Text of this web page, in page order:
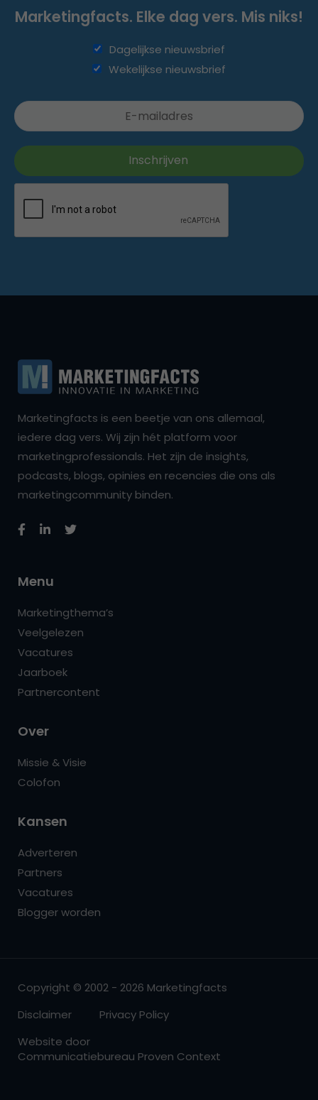
Marketingfacts. Elke dag vers. Mis niks!
Dagelijkse nieuwsbrief
Wekelijkse nieuwsbrief
Marketingfacts is een beetje van ons allemaal,
iedere dag vers. Wij zijn hét platform voor
marketingprofessionals. Het zijn de insights,
podcasts, blogs, opinies en recencies die ons als
marketingcommunity binden.
Menu
Marketingthema’s
Veelgelezen
Vacatures
Jaarboek
Partnercontent
Over
Missie & Visie
Colofon
Kansen
Adverteren
Partners
Vacatures
Blogger worden
Copyright © 2002 - 2026 Marketingfacts
Disclaimer
Privacy Policy
Website door
Communicatiebureau Proven Context